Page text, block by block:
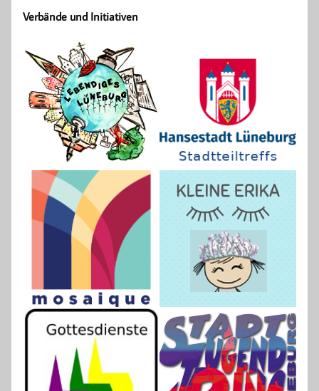
Verbände und Initiativen